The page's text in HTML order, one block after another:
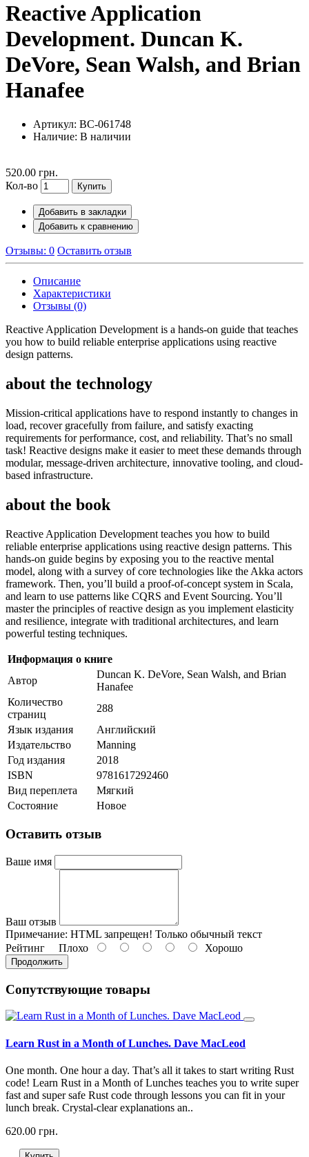
Reactive Application
Development. Duncan K.
DeVore, Sean Walsh, and Brian
Hanafee
Артикул: BC-061748
Наличие: В наличии
520.00 грн.
Кол-во
Купить
Добавить в закладки
Добавить к сравнению
Отзывы: 0 Оставить отзыв
Описание
Характеристики
Отзывы (0)
Reactive Application Development is a hands-on guide that teaches
you how to build reliable enterprise applications using reactive
design patterns.
about the technology
Mission-critical applications have to respond instantly to changes in
load, recover gracefully from failure, and satisfy exacting
requirements for performance, cost, and reliability. That’s no small
task! Reactive designs make it easier to meet these demands through
modular, message-driven architecture, innovative tooling, and cloud-
based infrastructure.
about the book
Reactive Application Development teaches you how to build
reliable enterprise applications using reactive design patterns. This
hands-on guide begins by exposing you to the reactive mental
model, along with a survey of core technologies like the Akka actors
framework. Then, you’ll build a proof-of-concept system in Scala,
and learn to use patterns like CQRS and Event Sourcing. You’ll
master the principles of reactive design as you implement elasticity
and resilience, integrate with traditional architectures, and learn
powerful testing techniques.
Информация о книге
Автор
Duncan K. DeVore, Sean Walsh, and Brian
Hanafee
Количество
страниц
288
Язык издания
Английский
Издательство
Manning
Год издания
2018
ISBN
9781617292460
Вид переплета
Мягкий
Состояние
Новое
Оставить отзыв
Ваше имя
Ваш отзыв
Примечание: HTML запрещен! Только обычный текст
Рейтинг Плохо Хорошо
Продолжить
Сопутствующие товары
Learn Rust in a Month of Lunches. Dave MacLeod
One month. One hour a day. That’s all it takes to start writing Rust
code! Learn Rust in a Month of Lunches teaches you to write super
fast and super safe Rust code through lessons you can fit in your
lunch break. Crystal-clear explanations an..
620.00 грн.